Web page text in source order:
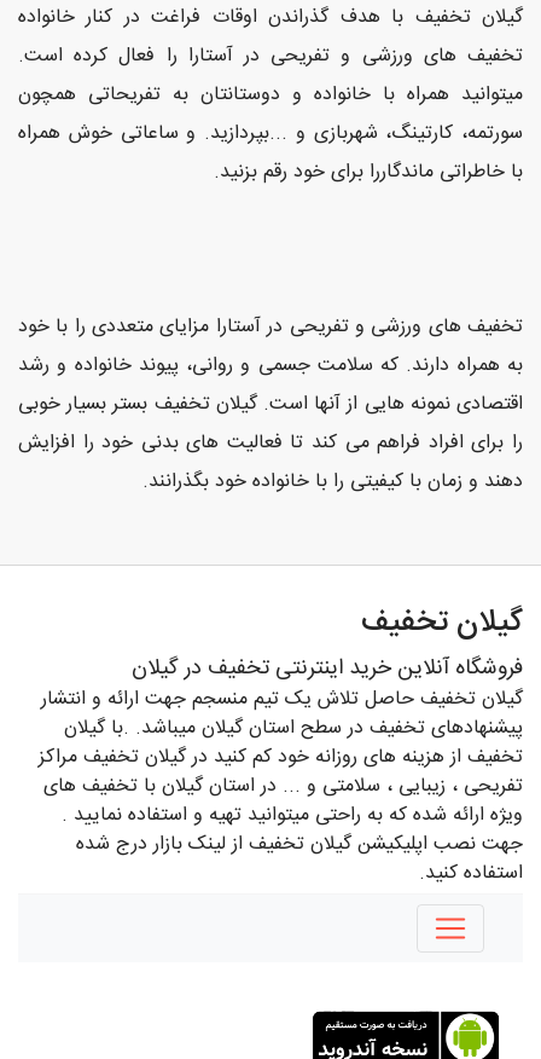
گیلان تخفیف با هدف گذراندن اوقات فراغت در کنار خانواده
تخفیف های ورزشی و تفریحی در آستارا را فعال کرده است.
میتوانید همراه با خانواده و دوستانتان به تفریحاتی همچون
سورتمه، کارتینگ، شهربازی و ...بپردازید. و ساعاتی خوش همراه
با خاطراتی ماندگاررا برای خود رقم بزنید.
تخفیف های ورزشی و تفریحی در آستارا مزایای متعددی را با خود
به همراه دارند. که سلامت جسمی و روانی، پیوند خانواده و رشد
اقتصادی نمونه هایی از آنها است. گیلان تخفیف بستر بسیار خوبی
را برای افراد فراهم می کند تا فعالیت های بدنی خود را افزایش
دهند و زمان با کیفیتی را با خانواده خود بگذرانند.
گیلان تخفیف
فروشگاه آنلاین خرید اینترنتی تخفیف در گیلان
گیلان تخفیف حاصل تلاش یک تیم منسجم جهت ارائه و انتشار
پیشنهادهای تخفیف در سطح استان گیلان میباشد. .با گیلان
تخفیف از هزینه های روزانه خود کم کنید در گیلان تخفیف مراکز
تفریحی ، زیبایی ، سلامتی و ... در استان گیلان با تخفیف های
ویژه ارائه شده که به راحتی میتوانید تهیه و استفاده نمایید .
جهت نصب اپلیکیشن گیلان تخفیف از لینک بازار درج شده
استفاده کنید.